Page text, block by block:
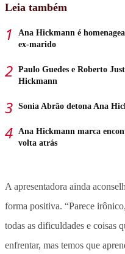
Leia também
Ana Hickmann é
ex-marido
Paulo Guedes e Roberto
Hickmann
Sonia Abrão detona Ana
Ana Hickmann marca
volta atrás
A apresentadora ainda
forma positiva. “Parece
todas as dificuldades e coisas
enfrentar, mas temos que